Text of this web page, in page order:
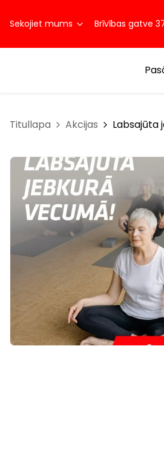
Sekojiet mums Brīvības gatve
Titullapa Akcijas Labsajūta